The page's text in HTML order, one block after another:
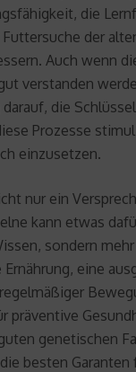
die
der
Auch wenn
verstanden
die
Prozesse
einzusetzen.
nur ein
kann etwas
sondern
Ernährung, eine
präventive
genetischen
besten Garanten